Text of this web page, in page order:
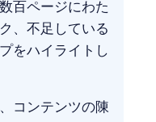
数百ページにわた
、不足している
をハイライトし
コンテンツの陳